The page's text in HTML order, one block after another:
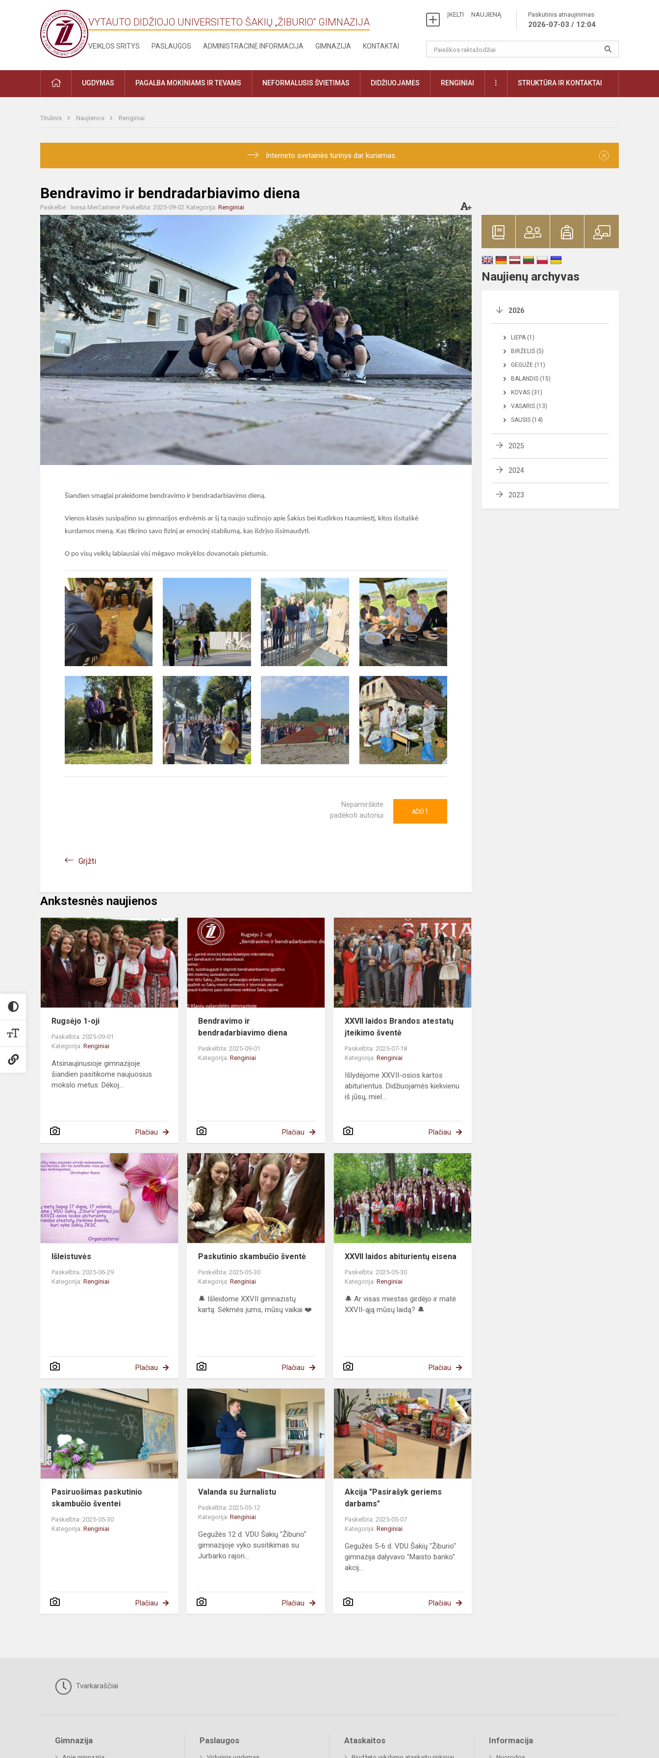
VYTAUTO DIDŽIOJO UNIVERSITETO ŠAKIŲ „ŽIBURIO“ GIMNAZIJA
VEIKLOS SRITYS PASLAUGOS ADMINISTRACINĖ INFORMACIJA GIMNAZIJA KONTAKTAI
ĮKELTI NAUJIENĄ Paskutinis atnaujinimas
2026-07-03 / 12:04
UGDYMAS PAGALBA MOKINIAMS IR TĖVAMS NEFORMALUSIS ŠVIETIMAS DIDŽIUOJAMĖS RENGINIAI STRUKTŪRA IR KONTAKTAI
Titulinis Naujienos Renginiai
Interneto svetainės turinys dar kuriamas. ×
Bendravimo ir bendradarbiavimo diena
Paskelbė : Inesa Merčaitienė Paskelbta: 2025-09-02 Kategorija: Renginiai
Šiandien smagiai praleidome bendravimo ir bendradarbiavimo dieną.
Vienos klasės susipažino su gimnazijos erdvėmis ar šį tą naujo sužinojo apie Šakius bei Kudirkos Naumiestį, kitos išsitaškė
kurdamos meną. Kas tikrino savo fizinį ar emocinį stabilumą, kas išdrįso išsimaudyti.
O po visų veiklų labiausiai visi mėgavo mokyklos dovanotais pietumis.
Nepamirškite
padėkoti autoriui
AČIŪ 1
Grįžti
Ankstesnės naujienos
Rugsėjo 1-oji
Paskelbta: 2025-09-01
Kategorija: Renginiai
Atsinaujinusioje gimnazijoje
šiandien pasitikome naujuosius
mokslo metus. Dėkoj...
Plačiau
Bendravimo ir
bendradarbiavimo diena
Paskelbta: 2025-09-01
Kategorija:Renginiai
Plačiau
XXVII laidos Brandos atestatų
įteikimo šventė
Paskelbta: 2025-07-18
Kategorija:Renginiai
Išlydėjome XXVII-osios kartos
abiturientus. Didžiuojamės kiekvienu
iš jūsų, miel...
Plačiau
Išleistuvės
Paskelbta: 2025-06-29
Kategorija: Renginiai
Plačiau
Paskutinio skambučio šventė
Paskelbta: 2025-05-30
Kategorija:Renginiai
🔔 Išleidome XXVII gimnazistų
kartą. Sėkmės jums, mūsų vaikai ❤️
Plačiau
XXVII laidos abiturientų eisena
Paskelbta: 2025-05-30
Kategorija:Renginiai
🔔 Ar visas miestas girdėjo ir matė
XXVII-ąją mūsų laidą? 🔔
Plačiau
Pasiruošimas paskutinio
skambučio šventei
Paskelbta: 2025-05-30
Kategorija: Renginiai
Plačiau
Valanda su žurnalistu
Paskelbta: 2025-05-12
Kategorija:Renginiai
Gegužės 12 d. VDU Šakių "Žiburio"
gimnazijoje vyko susitikimas su
Jurbarko rajon...
Plačiau
Akcija "Pasirašyk geriems
darbams"
Paskelbta: 2025-05-07
Kategorija:Renginiai
Gegužės 5-6 d. VDU Šakių "Žiburio"
gimnazija dalyvavo "Maisto banko"
akcij...
Plačiau
Naujienų archyvas
2026
LIEPA (1)
BIRŽELIS (5)
GEGUŽĖ (11)
BALANDIS (15)
KOVAS (31)
VASARIS (13)
SAUSIS (14)
2025
2024
2023
Tvarkaraščiai
Gimnazija Paslaugos Ataskaitos Informacija